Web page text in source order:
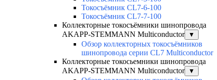
Токосъёмник CL7-6-100
Токосъёмник CL7-7-100
Коллекторные токосъёмники шинопровода
AKAPP-STEMMANN Multiconductor
▼
Обзор коллекторных токосъёмников
шинопровода серии CL7 Multiconductor
Коллекторные токосьемники шинопровода
AKAPP-STEMMANN Multiconductor
▼